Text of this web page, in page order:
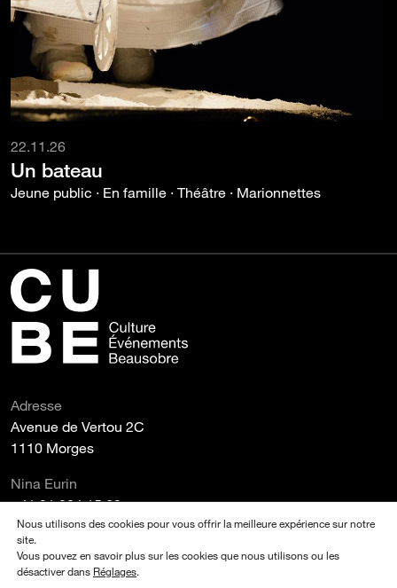
22.11.26
Un bateau
Jeune public · En famille · Théâtre · Marionnettes
Adresse
Avenue de Vertou 2C
1110 Morges
Nina Eurin
+41 21 804 15 69
Crédits
Photos ©
Désirée Quagliara
Nous utilisons des cookies pour vous offrir la meilleure expérience sur notre
site.
Vous pouvez en savoir plus sur les cookies que nous utilisons ou les
désactiver dans Réglages.